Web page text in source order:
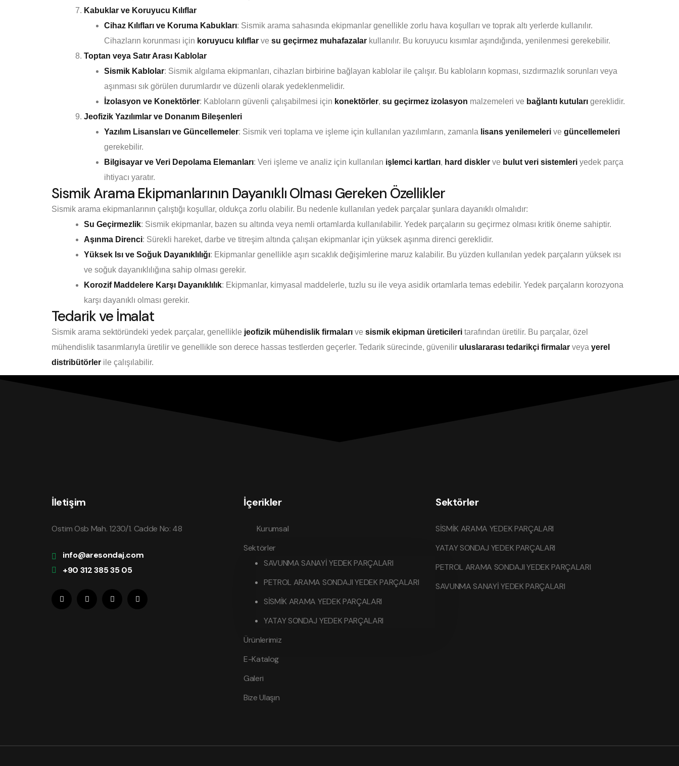
Kabuklar ve Koruyucu Kılıflar
Cihaz Kılıfları ve Koruma Kabukları: Sismik arama sahasında ekipmanlar genellikle zorlu hava koşulları ve toprak altı yerlerde kullanılır.
Cihazların korunması için koruyucu kılıflar ve su geçirmez muhafazalar kullanılır. Bu koruyucu kısımlar aşındığında, yenilenmesi gerekebilir.
Toptan veya Satır Arası Kablolar
Sismik Kablolar: Sismik algılama ekipmanları, cihazları birbirine bağlayan kablolar ile çalışır. Bu kabloların kopması, sızdırmazlık sorunları veya
aşınması sık görülen durumlardır ve düzenli olarak yedeklenmelidir.
İzolasyon ve Konektörler: Kabloların güvenli çalışabilmesi için konektörler, su geçirmez izolasyon malzemeleri ve bağlantı kutuları gereklidir.
Jeofizik Yazılımlar ve Donanım Bileşenleri
Yazılım Lisansları ve Güncellemeler: Sismik veri toplama ve işleme için kullanılan yazılımların, zamanla lisans yenilemeleri ve güncellemeleri
gerekebilir.
Bilgisayar ve Veri Depolama Elemanları: Veri işleme ve analiz için kullanılan işlemci kartları, hard diskler ve bulut veri sistemleri yedek parça
ihtiyacı yaratır.
Sismik Arama Ekipmanlarının Dayanıklı Olması Gereken Özellikler
Sismik arama ekipmanlarının çalıştığı koşullar, oldukça zorlu olabilir. Bu nedenle kullanılan yedek parçalar şunlara dayanıklı olmalıdır:
Su Geçirmezlik: Sismik ekipmanlar, bazen su altında veya nemli ortamlarda kullanılabilir. Yedek parçaların su geçirmez olması kritik öneme sahiptir.
Aşınma Direnci: Sürekli hareket, darbe ve titreşim altında çalışan ekipmanlar için yüksek aşınma direnci gereklidir.
Yüksek Isı ve Soğuk Dayanıklılığı: Ekipmanlar genellikle aşırı sıcaklık değişimlerine maruz kalabilir. Bu yüzden kullanılan yedek parçaların yüksek ısı
ve soğuk dayanıklılığına sahip olması gerekir.
Korozif Maddelere Karşı Dayanıklılık: Ekipmanlar, kimyasal maddelerle, tuzlu su ile veya asidik ortamlarla temas edebilir. Yedek parçaların korozyona
karşı dayanıklı olması gerekir.
Tedarik ve İmalat
Sismik arama sektöründeki yedek parçalar, genellikle jeofizik mühendislik firmaları ve sismik ekipman üreticileri tarafından üretilir. Bu parçalar, özel
mühendislik tasarımlarıyla üretilir ve genellikle son derece hassas testlerden geçerler. Tedarik sürecinde, güvenilir uluslararası tedarikçi firmalar veya yerel
distribütörler ile çalışılabilir.
İletişim
Ostim Osb Mah. 1230/1. Cadde No: 48
info@aresondaj.com
+90 312 385 35 05
İçerikler
Kurumsal
Sektörler
SAVUNMA SANAYİ YEDEK PARÇALARI
PETROL ARAMA SONDAJI YEDEK PARÇALARI
SİSMİK ARAMA YEDEK PARÇALARI
YATAY SONDAJ YEDEK PARÇALARI
Ürünlerimiz
E-Katalog
Galeri
Bize Ulaşın
Sektörler
SİSMİK ARAMA YEDEK PARÇALARI
YATAY SONDAJ YEDEK PARÇALARI
PETROL ARAMA SONDAJI YEDEK PARÇALARI
SAVUNMA SANAYİ YEDEK PARÇALARI